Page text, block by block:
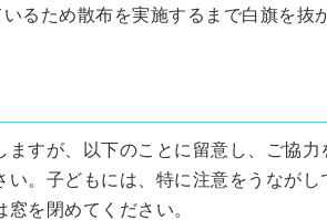
るため散布を実施するまで白旗を抜
すが、以下のことに留意し、ご協力
い。子どもには、特に注意をうながし
を閉めてください。